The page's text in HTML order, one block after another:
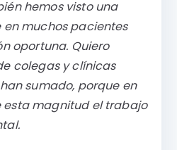
hemos visto una
muchos pacientes
oportuna. Quiero
colegas y clínicas
sumado, porque en
esta magnitud el trabajo